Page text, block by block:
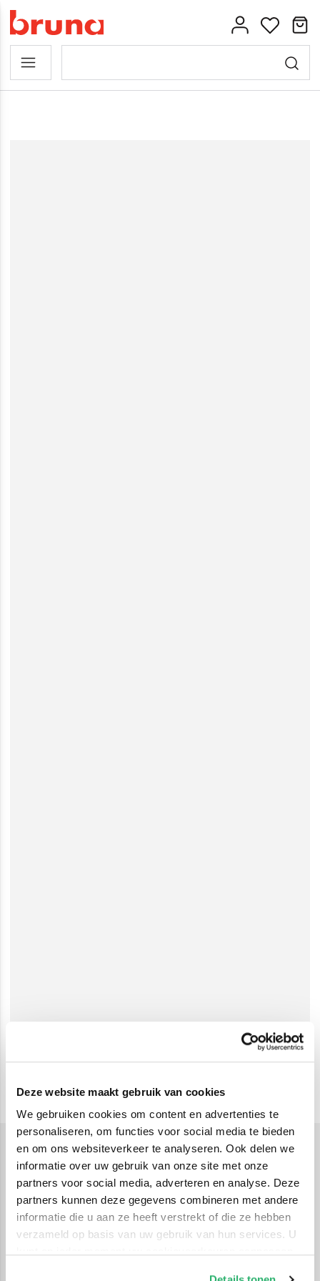
Deze website maakt gebruik van cookies
We gebruiken cookies om content en advertenties te
personaliseren, om functies voor social media te bieden
en om ons websiteverkeer te analyseren. Ook delen we
informatie over uw gebruik van onze site met onze
partners voor social media, adverteren en analyse. Deze
partners kunnen deze gegevens combineren met andere
informatie die u aan ze heeft verstrekt of die ze hebben
verzameld op basis van uw gebruik van hun services. U
School artikelen
School artikelen vormen de basis voor een goede
start van het schooljaar én voor succesvol leren
gedurende het hele jaar. In deze categorie vind je
alles wat nodig is om georganiseerd, geconcentreerd